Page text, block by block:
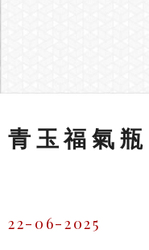
青玉福氣瓶
22-06-2025